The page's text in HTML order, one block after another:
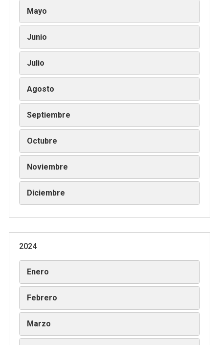
Mayo
Junio
Julio
Agosto
Septiembre
Octubre
Noviembre
Diciembre
2024
Enero
Febrero
Marzo